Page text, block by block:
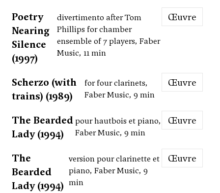
Poetry
Nearing
Silence
(1997)
divertimento after Tom
Phillips for chamber
ensemble of 7 players, Faber
Music, 11 min
Œuvre
Scherzo (with
trains) (1989)
for four clarinets,
Faber Music, 9 min
Œuvre
The Bearded
Lady (1994)
pour hautbois et piano,
Faber Music, 9 min
Œuvre
The
Bearded
Lady (1994)
version pour clarinette et
piano, Faber Music, 9
min
Œuvre